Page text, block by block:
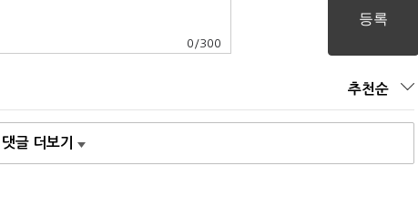
0 /300
추천순
댓글 더보기